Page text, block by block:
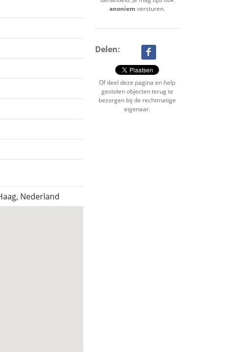
Nederland
anoniem versturen.
Delen:
Of deel deze pagina en help
gestolen objecten terug te
bezorgen bij de rechtmatige
eigenaar.